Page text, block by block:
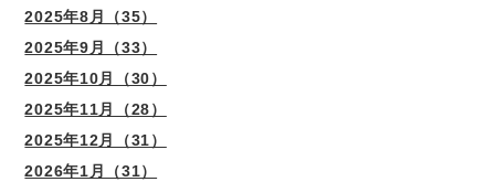
2025年8月（35）
2025年9月（33）
2025年10月（30）
2025年11月（28）
2025年12月（31）
2026年1月（31）